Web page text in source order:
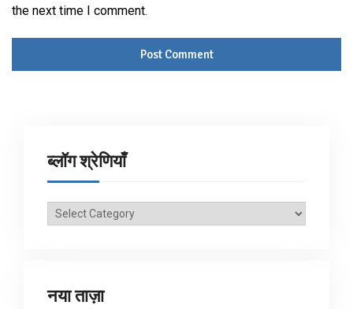
the next time I comment.
ब्लॉग श्रेणियाँ
ब्लॉग
नया ताज़ा